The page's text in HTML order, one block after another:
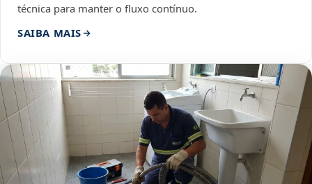
técnica para manter o fluxo contínuo.
SAIBA MAIS